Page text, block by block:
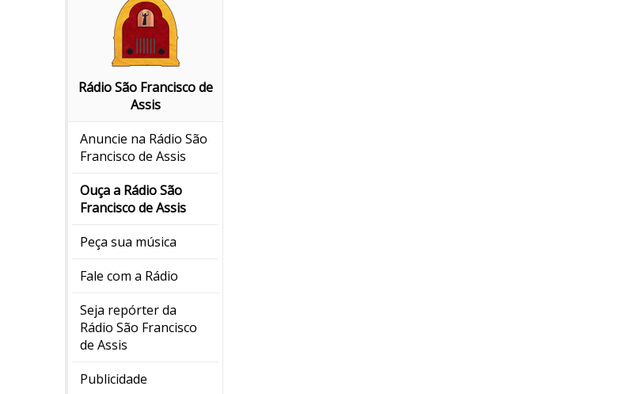
Rádio São Francisco de
Assis
Anuncie na Rádio São
Francisco de Assis
Ouça a Rádio São
Francisco de Assis
Peça sua música
Fale com a Rádio
Seja repórter da
Rádio São Francisco
de Assis
Publicidade